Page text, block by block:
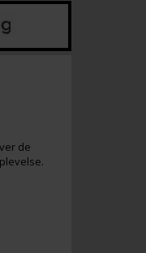
de